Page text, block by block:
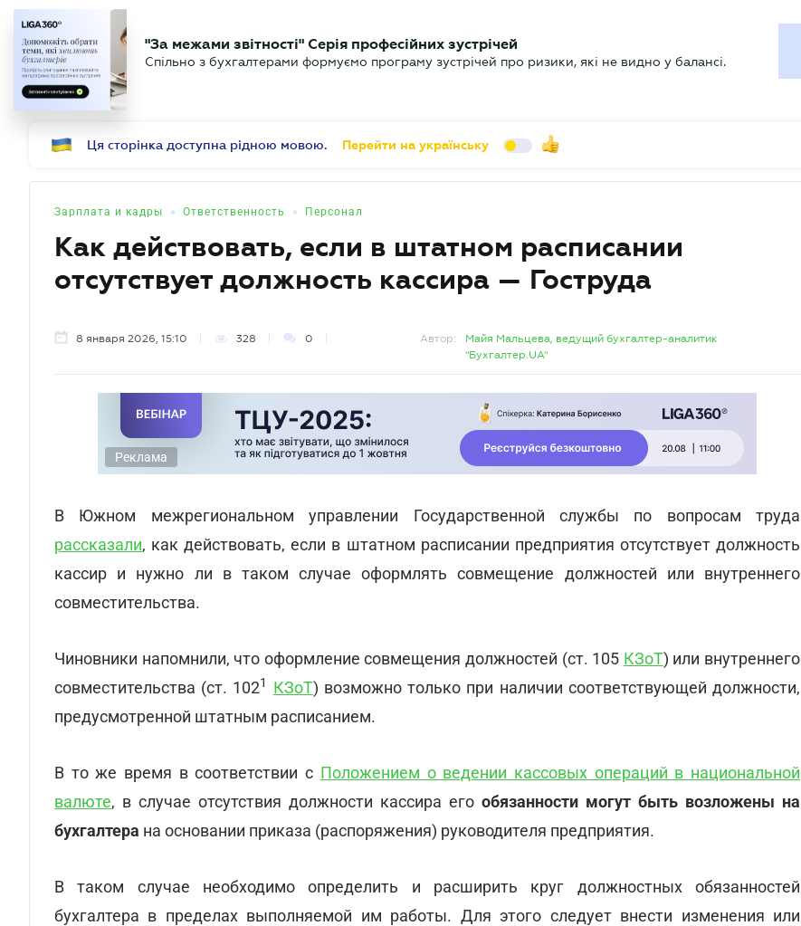
БУХГАЛТЕР Новости Аналитика Календарь Актуально
"За межами звітності" Серія професійних зустрічей
Спільно з бухгалтерами формуємо програму зустрічей про ризики, які не видно у балансі.
Ця сторінка доступна рідною мовою. Перейти на українську
Зарплата и кадры • Ответственность • Персонал
Как действовать, если в штатном расписании
отсутствует должность кассира — Гоструда
8 января 2026, 15:10 328 0 Автор:
Майя Мальцева, ведущий бухгалтер-аналитик
"Бухгалтер.UA"
Реклама
В Южном межрегиональном управлении Государственной службы по вопросам труда
рассказали, как действовать, если в штатном расписании предприятия отсутствует должность
кассир и нужно ли в таком случае оформлять совмещение должностей или внутреннего
совместительства.
Чиновники напомнили, что оформление совмещения должностей (ст. 105 КЗоТ) или внутреннего
совместительства (ст. 1021 КЗоТ) возможно только при наличии соответствующей должности,
предусмотренной штатным расписанием.
В то же время в соответствии с Положением о ведении кассовых операций в национальной
валюте, в случае отсутствия должности кассира его обязанности могут быть возложены на
бухгалтера на основании приказа (распоряжения) руководителя предприятия.
В таком случае необходимо определить и расширить круг должностных обязанностей
бухгалтера в пределах выполняемой им работы. Для этого следует внести изменения или